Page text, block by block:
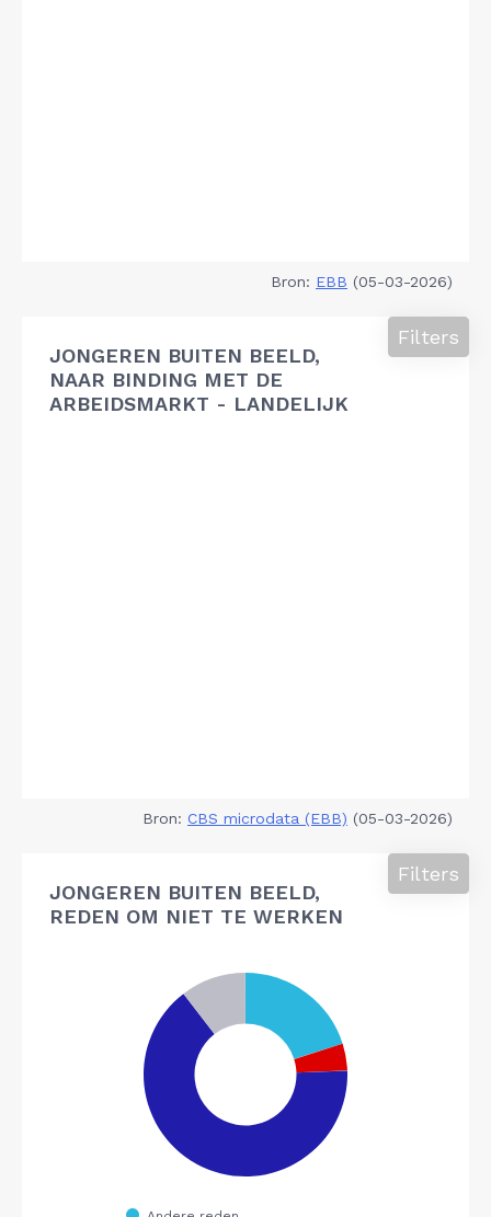
Bron: EBB (05-03-2026)
JONGEREN BUITEN BEELD,
NAAR BINDING MET DE
ARBEIDSMARKT - LANDELIJK
Filters
Bron: CBS microdata (EBB) (05-03-2026)
JONGEREN BUITEN BEELD,
REDEN OM NIET TE WERKEN
Filters